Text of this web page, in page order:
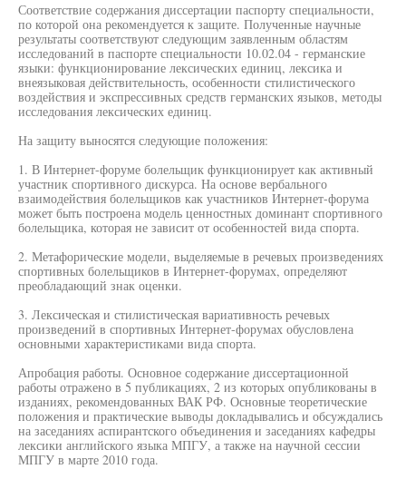
Соответствие содержания диссертации паспорту специальности,
по которой она рекомендуется к защите. Полученные научные
результаты соответствуют следующим заявленным областям
исследований в паспорте специальности 10.02.04 - германские
языки: функционирование лексических единиц, лексика и
внеязыковая действительность, особенности стилистического
воздействия и экспрессивных средств германских языков, методы
исследования лексических единиц.
На защиту выносятся следующие положения:
1. В Интернет-форуме болельщик функционирует как активный
участник спортивного дискурса. На основе вербального
взаимодействия болельщиков как участников Интернет-форума
может быть построена модель ценностных доминант спортивного
болельщика, которая не зависит от особенностей вида спорта.
2. Метафорические модели, выделяемые в речевых произведениях
спортивных болельщиков в Интернет-форумах, определяют
преобладающий знак оценки.
3. Лексическая и стилистическая вариативность речевых
произведений в спортивных Интернет-форумах обусловлена
основными характеристиками вида спорта.
Апробация работы. Основное содержание диссертационной
работы отражено в 5 публикациях, 2 из которых опубликованы в
изданиях, рекомендованных ВАК РФ. Основные теоретические
положения и практические выводы докладывались и обсуждались
на заседаниях аспирантского объединения и заседаниях кафедры
лексики английского языка МПГУ, а также на научной сессии
МПГУ в марте 2010 года.